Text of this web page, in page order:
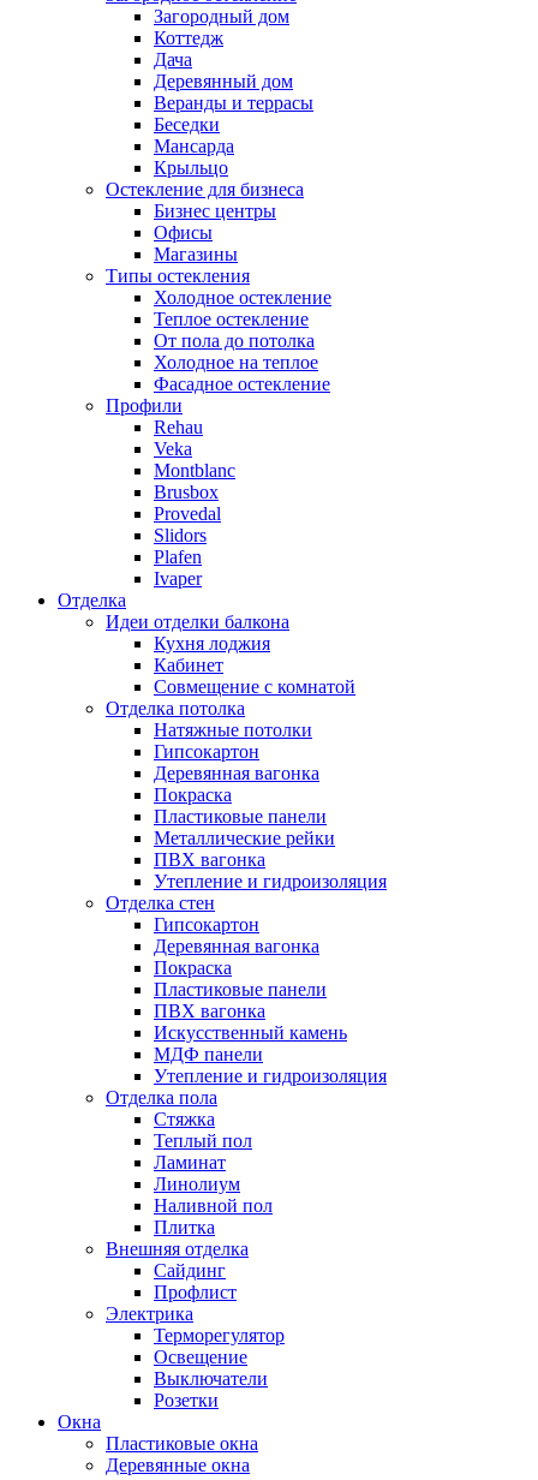
Загородный дом
Коттедж
Дача
Деревянный дом
Веранды и террасы
Беседки
Мансарда
Крыльцо
Остекление для бизнеса
Бизнес центры
Офисы
Магазины
Типы остекления
Холодное остекление
Теплое остекление
От пола до потолка
Холодное на теплое
Фасадное остекление
Профили
Rehau
Veka
Montblanc
Brusbox
Provedal
Slidors
Plafen
Ivaper
Отделка
Идеи отделки балкона
Кухня лоджия
Кабинет
Совмещение с комнатой
Отделка потолка
Натяжные потолки
Гипсокартон
Деревянная вагонка
Покраска
Пластиковые панели
Металлические рейки
ПВХ вагонка
Утепление и гидроизоляция
Отделка стен
Гипсокартон
Деревянная вагонка
Покраска
Пластиковые панели
ПВХ вагонка
Искусственный камень
МДФ панели
Утепление и гидроизоляция
Отделка пола
Стяжка
Теплый пол
Ламинат
Линолиум
Наливной пол
Плитка
Внешняя отделка
Сайдинг
Профлист
Электрика
Терморегулятор
Освещение
Выключатели
Розетки
Окна
Пластиковые окна
Деревянные окна